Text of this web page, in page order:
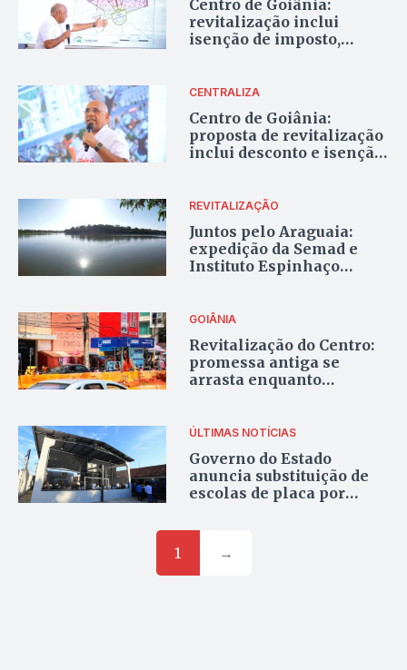
Centro de Goiânia:
revitalização inclui
isenção de imposto,
CENTRALIZA
Centro de Goiânia:
proposta de revitalização
inclui desconto e isenção
REVITALIZAÇÃO
Juntos pelo Araguaia:
expedição da Semad e
Instituto Espinhaço
GOIÂNIA
Revitalização do Centro:
promessa antiga se
arrasta enquanto
ÚLTIMAS NOTÍCIAS
Governo do Estado
anuncia substituição de
escolas de placa por
Aparecida de Goiânia
1
→